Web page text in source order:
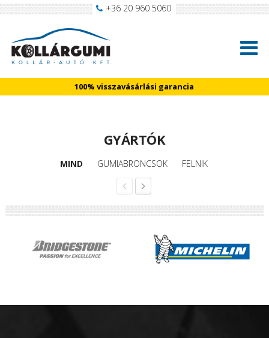
+36 20 960 5060
100% visszavásárlási garancia
GYÁRTÓK
MIND GUMIABRONCSOK FELNIK